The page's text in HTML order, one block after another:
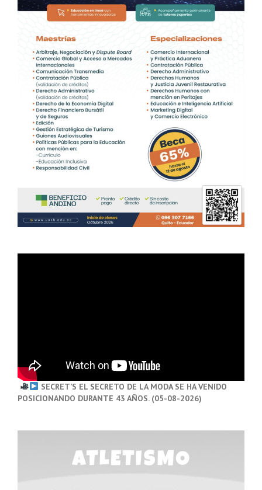
SECRET’S EL SECRETO DE LA MODA SE HA VENIDO
POSICIONANDO DURANTE 43 AÑOS. (05-08-2026)